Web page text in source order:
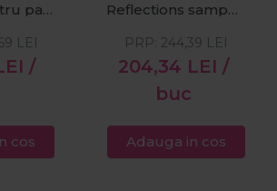
par
Lock
/
LEI
cos
Reflections sampon
luminozitate 250
ml + Oil Reflections
masca pentru
+ Oil Reflections
Ulei de netezire
204,34 LEI /
buc
PRP: 244,39 LEI
Adauga in cos